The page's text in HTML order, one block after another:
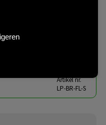
& wood
Artikel nr.
LP-BR-FL-S